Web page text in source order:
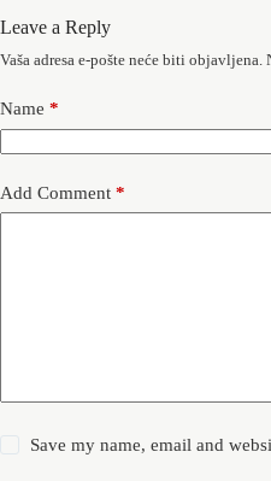
Leave a Reply
Vaša adresa e-pošte neće biti objavljena.
Name *
Add Comment *
Save my name, email and